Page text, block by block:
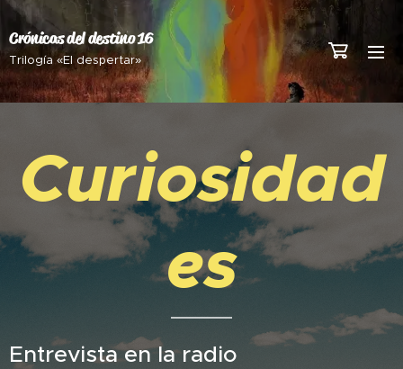
Crónicas del destino 16
Trilogía «El despertar»
Curiosidad
es
Entrevista en la radio